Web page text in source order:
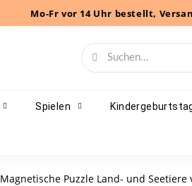
Mo-Fr vor 14 Uhr bestellt,
Spielen
Magnetische Puzzle Land- und